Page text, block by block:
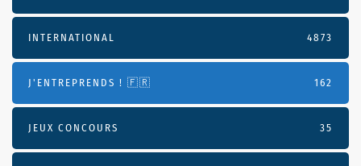
INTERNATIONAL 4873
J'ENTREPRENDS ! 🇫🇷 162
JEUX CONCOURS 35